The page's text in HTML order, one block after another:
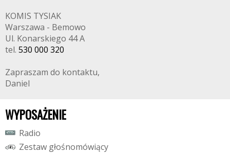
KOMIS TYSIAK
Warszawa - Bemowo
Ul. Konarskiego 44 A
tel. 530 000 320
Zapraszam do kontaktu,
Daniel
WYPOSAŻENIE
Radio
Zestaw głośnomówiący